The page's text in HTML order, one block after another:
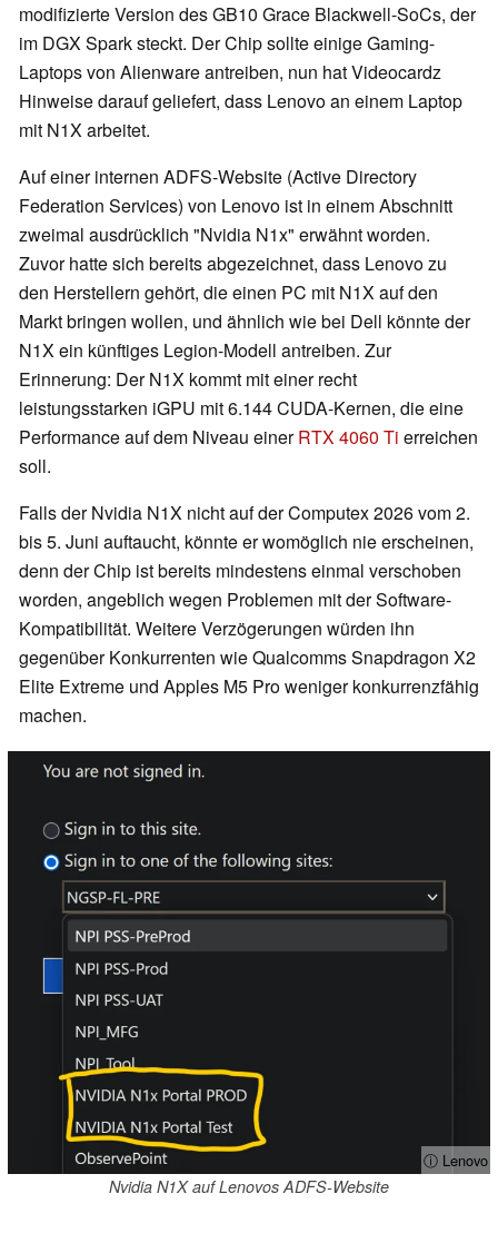
modifizierte Version des GB10 Grace Blackwell-SoCs, der
im DGX Spark steckt. Der Chip sollte einige Gaming-
Laptops von Alienware antreiben, nun hat Videocardz
Hinweise darauf geliefert, dass Lenovo an einem Laptop
mit N1X arbeitet.
Auf einer internen ADFS-Website (Active Directory
Federation Services) von Lenovo ist in einem Abschnitt
zweimal ausdrücklich "Nvidia N1x" erwähnt worden.
Zuvor hatte sich bereits abgezeichnet, dass Lenovo zu
den Herstellern gehört, die einen PC mit N1X auf den
Markt bringen wollen, und ähnlich wie bei Dell könnte der
N1X ein künftiges Legion-Modell antreiben. Zur
Erinnerung: Der N1X kommt mit einer recht
leistungsstarken iGPU mit 6.144 CUDA-Kernen, die eine
Performance auf dem Niveau einerRTX 4060 Ti erreichen
soll.
Falls der Nvidia N1X nicht auf der Computex 2026 vom 2.
bis 5. Juni auftaucht, könnte er womöglich nie erscheinen,
denn der Chip ist bereits mindestens einmal verschoben
worden, angeblich wegen Problemen mit der Software-
Kompatibilität. Weitere Verzögerungen würden ihn
gegenüber Konkurrenten wie Qualcomms Snapdragon X2
Elite Extreme und Apples M5 Pro weniger konkurrenzfähig
machen.
ⓘ Lenovo
Nvidia N1X auf Lenovos ADFS-Website